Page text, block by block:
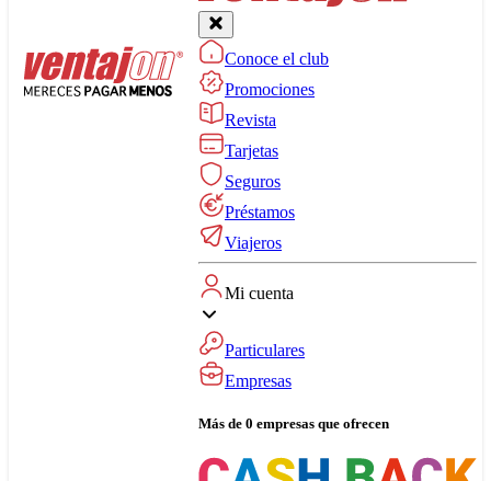
Conoce el club
Promociones
Revista
Tarjetas
Seguros
Préstamos
Viajeros
Mi cuenta
Particulares
Empresas
Más de 0 empresas que ofrecen